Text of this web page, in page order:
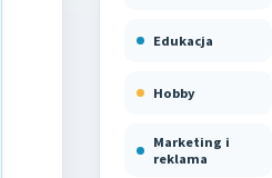
Edukacja
Hobby
Marketing i
reklama